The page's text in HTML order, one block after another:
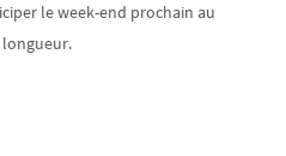
le week-end prochain au